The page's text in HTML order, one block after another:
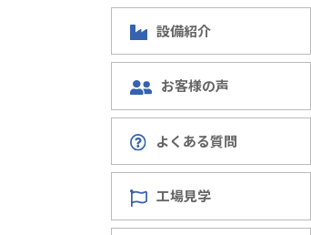
設備紹介
お客様の声
よくある質問
工場見学